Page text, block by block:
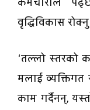
वृद्धिविकास
‘तल्लो स्तरको
मलाई
काम गर्दैनन्,